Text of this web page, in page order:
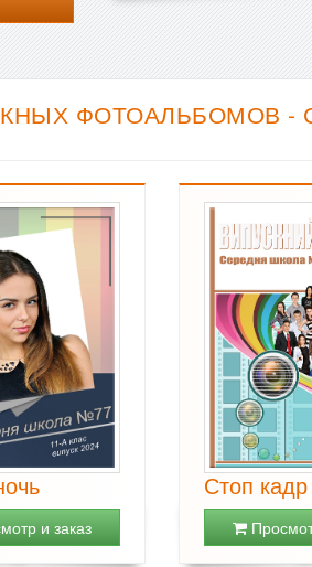
ФОТОАЛЬБОМОВ -
и заказ
Стоп кадр